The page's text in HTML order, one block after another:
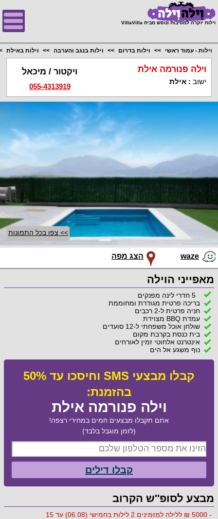
וילות יוקרה למסיבות ונופש מבית VillaVilla
וילות - עמוד ראשי וילות בדרום וילות בנגב והערבה וילות באילת
וילה פנורמה אילת
ישוב :אילת
ויקטור / מיכאל
055-4313919
>> צפו בכל התמונות
waze הצג מפה
מאפייני הוילה
5 חדרי לינה מפנקים
בריכה פרטית מגודרת ומחוממת
חניה פרטית ל-2 רכבים
עמדת BBQ מצוידת
שולחן אוכל משפחתי ל-12 סועדים
בית כנסת בקרבת מקום
אינטרנט אלחוטי זמין לאורחים
נוף משגע אל הים
קבלו מבצעי SMS וחיסכו עד 50%
בהזמנת:
וילה פנורמה אילת
אתם תקבלו מבצעים חמים במחירי רצפה!
(לזמן מוגבל בלבד)
קבלו דילים
מבצע לסופ''ש הקרוב
- 5000 ₪ ללילה למזמינים 2 לילות בחמישי (06.08) עד 15